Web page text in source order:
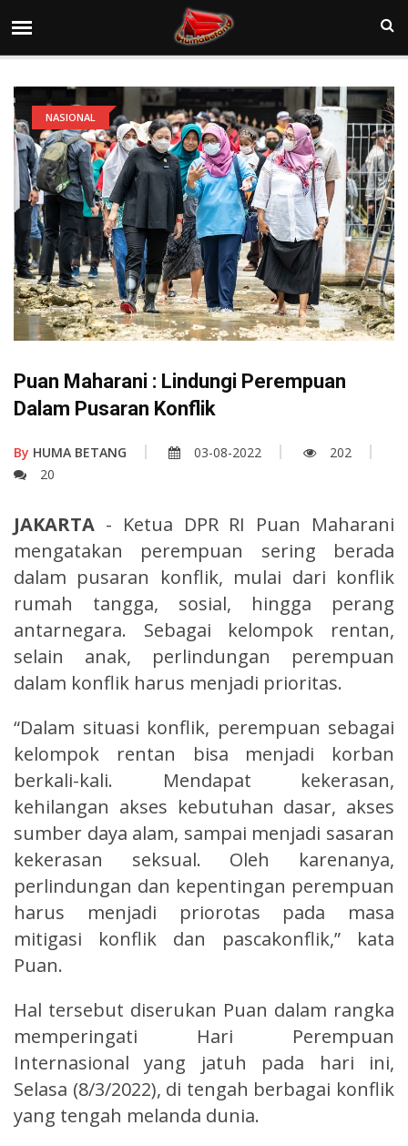
NASIONAL
Puan Maharani : Lindungi Perempuan
Dalam Pusaran Konflik
By HUMA BETANG 03-08-2022
202
20
JAKARTA - Ketua DPR RI Puan Maharani
mengatakan perempuan sering berada
dalam pusaran konflik, mulai dari konflik
rumah tangga, sosial, hingga perang
antarnegara. Sebagai kelompok rentan,
selain anak, perlindungan perempuan
dalam konflik harus menjadi prioritas.
“Dalam situasi konflik, perempuan sebagai
kelompok rentan bisa menjadi korban
berkali-kali. Mendapat kekerasan,
kehilangan akses kebutuhan dasar, akses
sumber daya alam, sampai menjadi sasaran
kekerasan seksual. Oleh karenanya,
perlindungan dan kepentingan perempuan
harus menjadi priorotas pada masa
mitigasi konflik dan pascakonflik,” kata
Puan.
Hal tersebut diserukan Puan dalam rangka
memperingati Hari Perempuan
Internasional yang jatuh pada hari ini,
Selasa (8/3/2022), di tengah berbagai konflik
yang tengah melanda dunia.